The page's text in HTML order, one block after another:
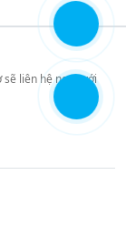
liên hệ ngay với